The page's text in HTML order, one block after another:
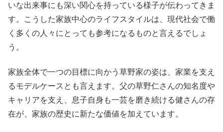
いな出来事にも深い関心を持っている様子が伝わってきま
す。こうした家族中心のライフスタイルは、現代社会で働
く多くの人々にとっても参考になるものと言えるでしょ
う。
家族全体で一つの目標に向かう草野家の姿は、家業を支え
るモデルケースとも言えます。父の草野仁さんの知名度や
キャリアを支え、息子自身も一芸を磨き続ける健さんの存
在が、家族の歴史に新たな価値を加えています。